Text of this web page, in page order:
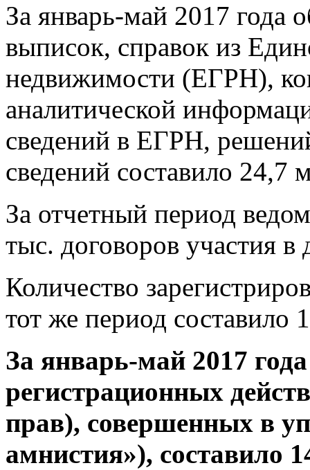
За январь-май 2017 года
выписок, справок из
недвижимости (ЕГРН),
аналитической
сведений в ЕГРН,
сведений составило 24,7
За отчетный период
тыс. договоров участия в
Количество
тот же период составило
За январь-май 2017
регистрационных
прав), совершенных в
амнистия»), составило